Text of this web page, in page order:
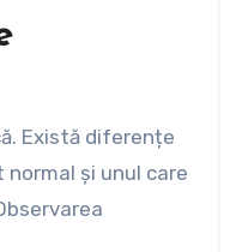
Există diferențe
și unul care